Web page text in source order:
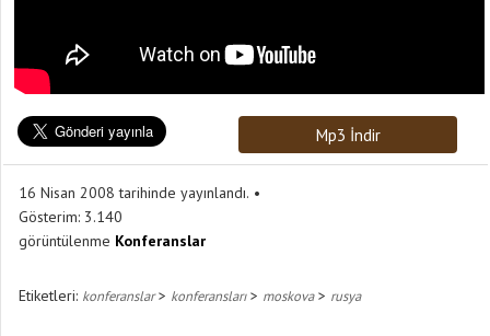
Mp3 İndir
16 Nisan 2008 tarihinde yayınlandı.
Gösterim: 3.140
görüntülenme Konferanslar
Etiketleri: konferanslar> konferansları> moskova> rusya